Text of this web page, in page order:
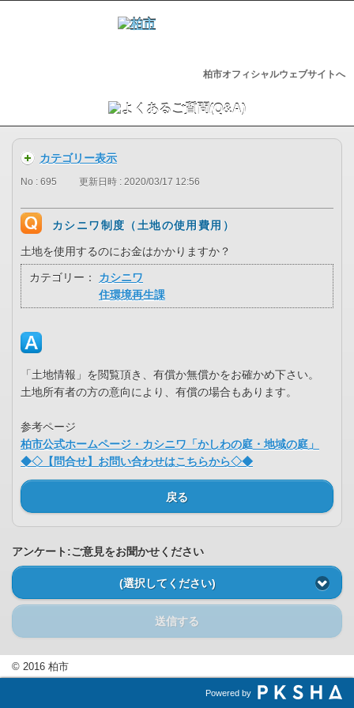
柏市オフィシャルウェブサイトへ
カテゴリー表示
No : 695 更新日時 : 2020/03/17 12:56
カシニワ制度（土地の使用費用）
土地を使用するのにお金はかかりますか？
カテゴリー：
カシニワ
住環境再生課
「土地情報」を閲覧頂き、有償か無償かをお確かめ下さい。
土地所有者の方の意向により、有償の場合もあります。
参考ページ
柏市公式ホームページ・カシニワ「かしわの庭・地域の庭」
◆◇【問合せ】お問い合わせはこちらから◇◆
戻る
アンケート:ご意見をお聞かせください
(選択してください)
送信する
© 2016 柏市
Powered by